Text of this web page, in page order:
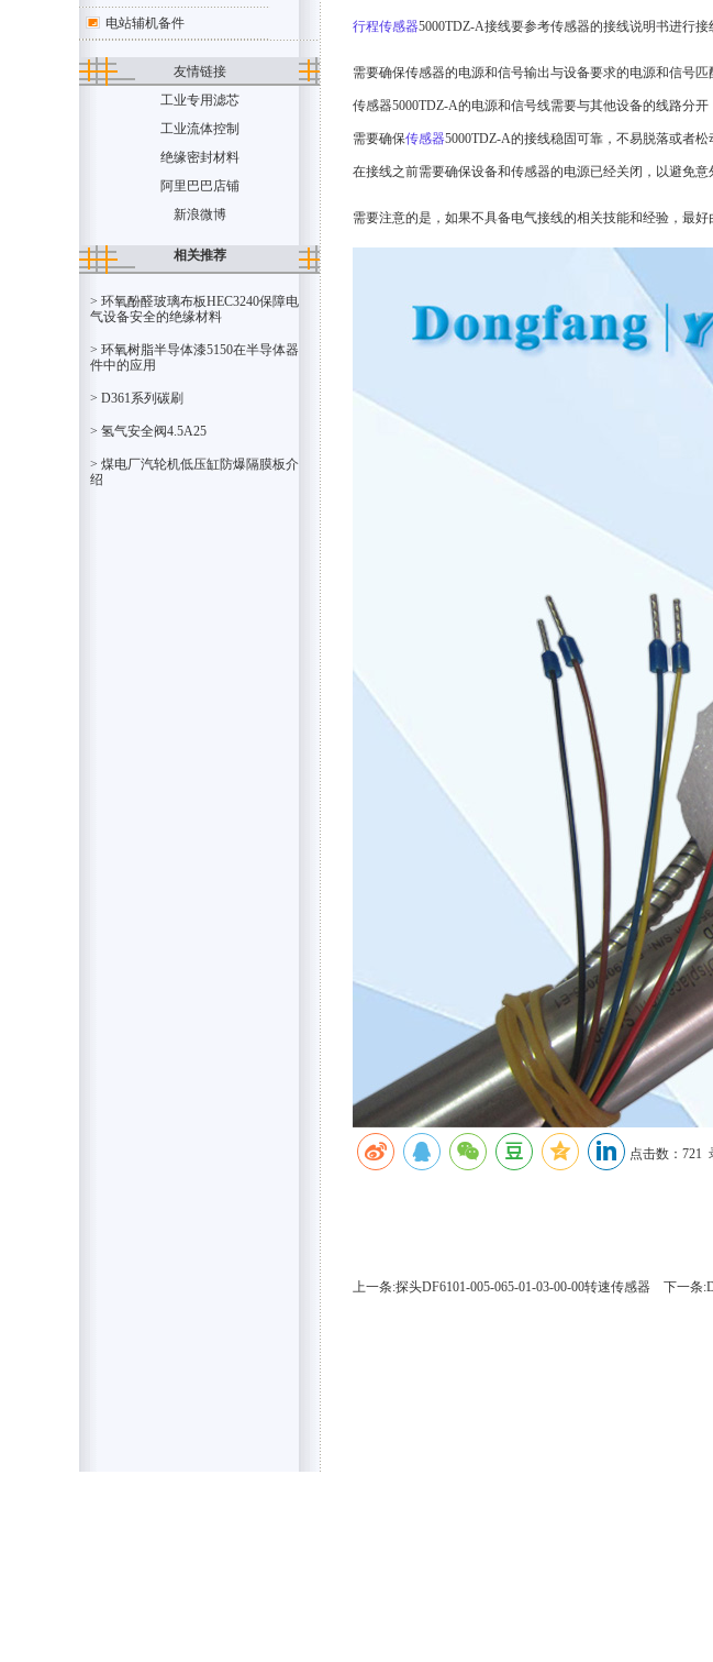
电站辅机备件
友情链接
工业专用滤芯
工业流体控制
绝缘密封材料
阿里巴巴店铺
新浪微博
相关推荐
> 环氧酚醛玻璃布板HEC3240保障电
气设备安全的绝缘材料
> 环氧树脂半导体漆5150在半导体器
件中的应用
> D361系列碳刷
> 氢气安全阀4.5A25
> 煤电厂汽轮机低压缸防爆隔膜板介
绍
行程传感器5000TDZ-A接线要参考传感器的接线说明书进行
需要确保传感器的电源和信号输出与设备要求的电源和信号
传感器5000TDZ-A的电源和信号线需要与其他设备的线路分
需要确保传感器5000TDZ-A的接线稳固可靠，不易脱落或者
在接线之前需要确保设备和传感器的电源已经关闭，以避免意
需要注意的是，如果不具备电气接线的相关技能和经验，最
点击数：721
上一条:探头DF6101-005-065-01-03-00-00转速传感器 下一条